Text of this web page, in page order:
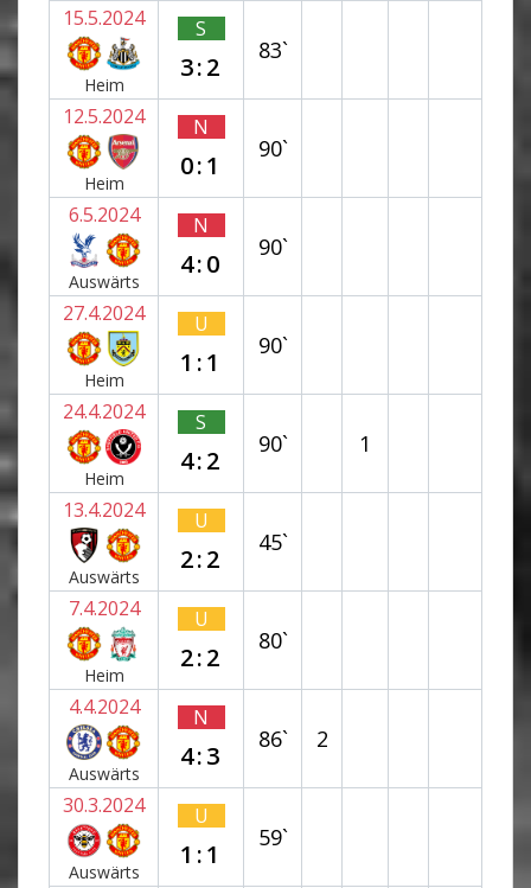
15.5.2024
Heim
S
3:2
83`
12.5.2024
Heim
N
0:1
90`
6.5.2024
Auswärts
N
4:0
90`
27.4.2024
Heim
U
1:1
90`
24.4.2024
Heim
S
4:2
90` 1
13.4.2024
Auswärts
U
2:2
45`
7.4.2024
Heim
U
2:2
80`
4.4.2024
Auswärts
N
4:3
86` 2
30.3.2024
Auswärts
U
1:1
59`